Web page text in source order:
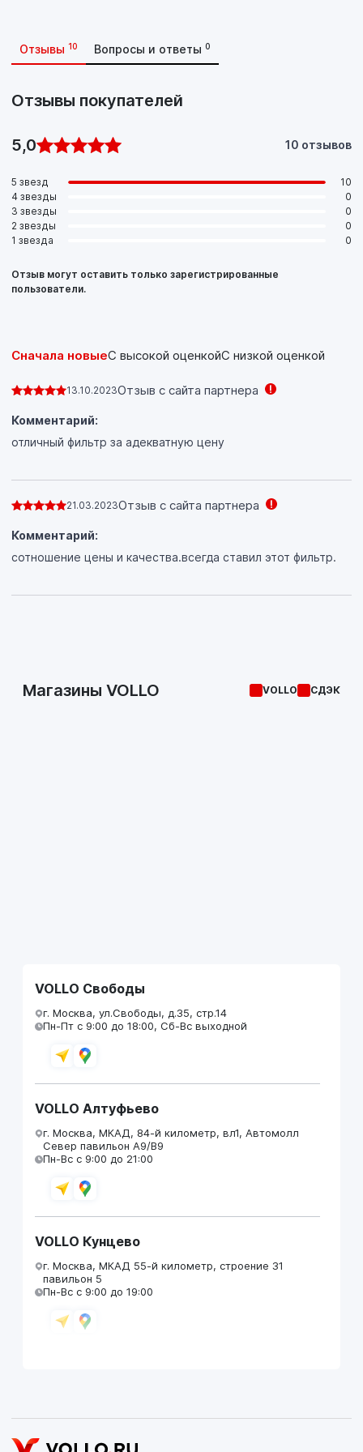
Отзывы 10 Вопросы и ответы 0
Отзывы покупателей
5,0 10 отзывов
5 звезд
10
4 звезды
0
3 звезды
0
2 звезды
0
1 звезда
0
Отзыв могут оставить только зарегистрированные
пользователи.
Сначала новыеС высокой оценкойС низкой оценкой
13.10.2023Отзыв с сайта партнера
Комментарий:
отличный фильтр за адекватную цену
21.03.2023Отзыв с сайта партнера
Комментарий:
сотношение цены и качества.всегда ставил этот фильтр.
Магазины VOLLO VOLLO СДЭК
VOLLO Свободы
г. Москва, ул.Свободы, д.35, стр.14
Пн-Пт с 9:00 до 18:00, Сб-Вс выходной
VOLLO Алтуфьево
г. Москва, МКАД, 84-й километр, вл1, Автомолл
Север павильон А9/В9
Пн-Вс с 9:00 до 21:00
VOLLO Кунцево
г. Москва, МКАД 55-й километр, строение 31
павильон 5
Пн-Вс с 9:00 до 19:00